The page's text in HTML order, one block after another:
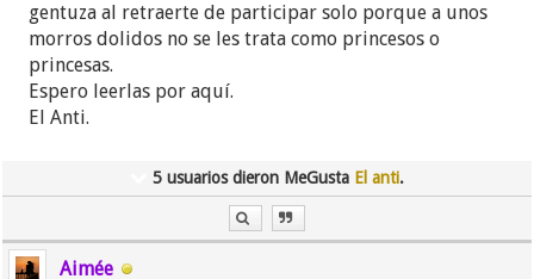
gentuza al retraerte de participar solo porque a unos
morros dolidos no se les trata como princesos o
princesas.
Espero leerlas por aquí.
El Anti.
5 usuarios dieron MeGusta El anti.
Aimée